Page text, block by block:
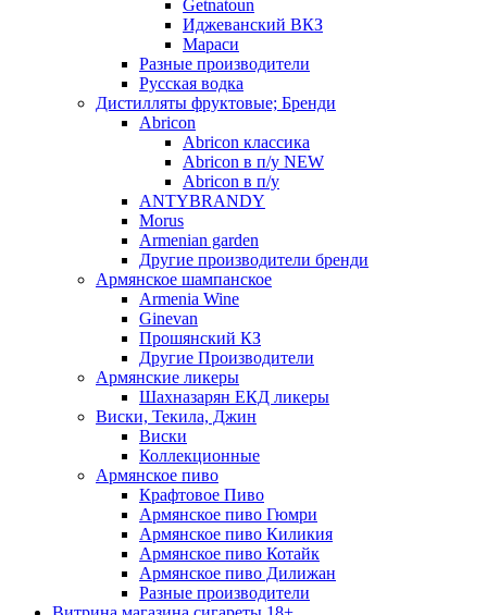
Getnatoun
Иджеванский ВКЗ
Мараси
Разные производители
Русская водка
Дистилляты фруктовые; Бренди
Abricon
Abricon классика
Abricon в п/у NEW
Abricon в п/у
ANTYBRANDY
Morus
Armenian garden
Другие производители бренди
Армянское шампанское
Armenia Wine
Ginevan
Прошянский КЗ
Другие Производители
Армянские ликеры
Шахназарян ЕКД ликеры
Виски, Текила, Джин
Виски
Коллекционные
Армянское пиво
Крафтовое Пиво
Армянское пиво Гюмри
Армянское пиво Киликия
Армянское пиво Котайк
Армянское пиво Дилижан
Разные производители